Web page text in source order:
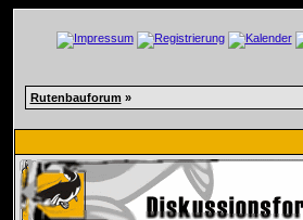
Rutenbauforum »